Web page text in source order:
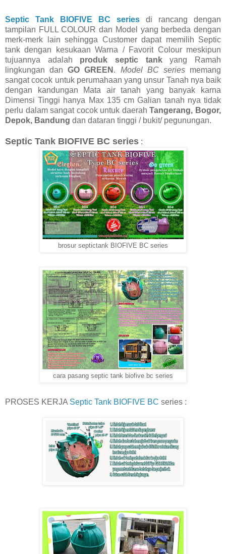
Septic Tank BIOFIVE BC series di rancang dengan
tampilan FULL COLOUR dan Model yang berbeda dengan
merk-merk lain sehingga Customer dapat memilih Septic
tank dengan kesukaan Warna / Favorit Colour meskipun
tujuannya adalah produk septic tankyang Ramah
lingkungan danGO GREEN . Model BC seriesmemang
sangat cocok untuk perumahaan yang unsur Tanah nya baik
dengan kandungan Mata air tanah yang banyak karna
Dimensi Tinggi hanya Max 135 cm Galian tanah nya tidak
perlu dalam sangat cocok untuk daerahTangerang, Bogor,
Depok, Bandung dan dataran tinggi / bukit/ pegunungan.
Septic Tank BIOFIVE BC series :
brosur septictank BIOFIVE BC series
cara pasang septic tank biofive bc series
PROSES KERJA Septic Tank BIOFIVE BC series :